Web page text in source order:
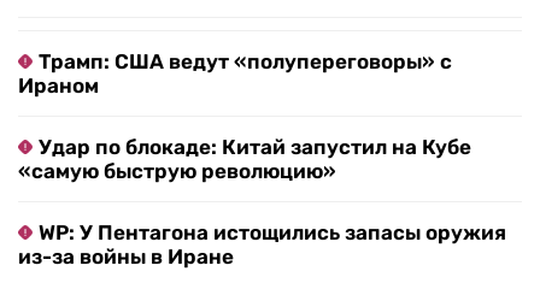
Трамп: США ведут «полупереговоры» с
Ираном
Удар по блокаде: Китай запустил на Кубе
«самую быструю революцию»
WP: У Пентагона истощились запасы оружия
из-за войны в Иране